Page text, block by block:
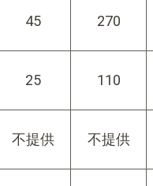
45 270
25 110
不提供 不提供